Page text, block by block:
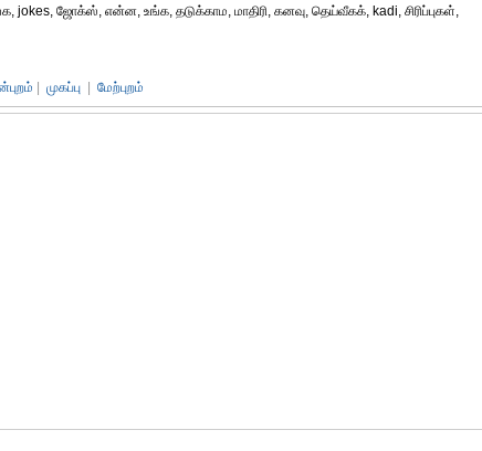
jokes, ஜோக்ஸ், என்ன, உங்க, தடுக்காம, மாதிரி, கனவு, தெய்வீகக், kadi, சிரிப்புகள்,
முகப்பு மேற்புறம்